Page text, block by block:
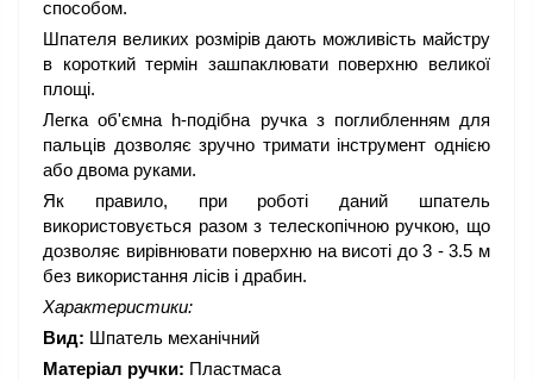
способом.
Шпателя великих розмірів дають можливість майстру
в короткий термін зашпаклювати поверхню великої
площі.
Легка об'ємна h-подібна ручка з поглибленням для
пальців дозволяє зручно тримати інструмент однією
або двома руками.
Як правило, при роботі даний шпатель
використовується разом з телескопічною ручкою, що
дозволяє вирівнювати поверхню на висоті до 3 - 3.5 м
без використання лісів і драбин.
Характеристики:
Вид: Шпатель механічний
Матеріал ручки: Пластмаса